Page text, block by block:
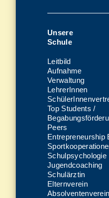
Unsere
Schule
Leitbild
Aufnahme
Verwaltung
LehrerInnen
Top Students /
Peers
Entrepreneurship
Schulpsychologie
Jugendcoaching
Schulärztin
Elternverein
Absolventenverein